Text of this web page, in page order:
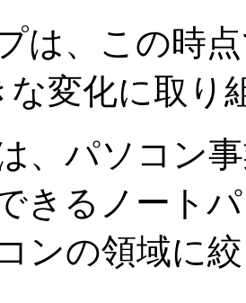
は、この時
な変化に取り
、パソコン
きるノート
ンの領域に